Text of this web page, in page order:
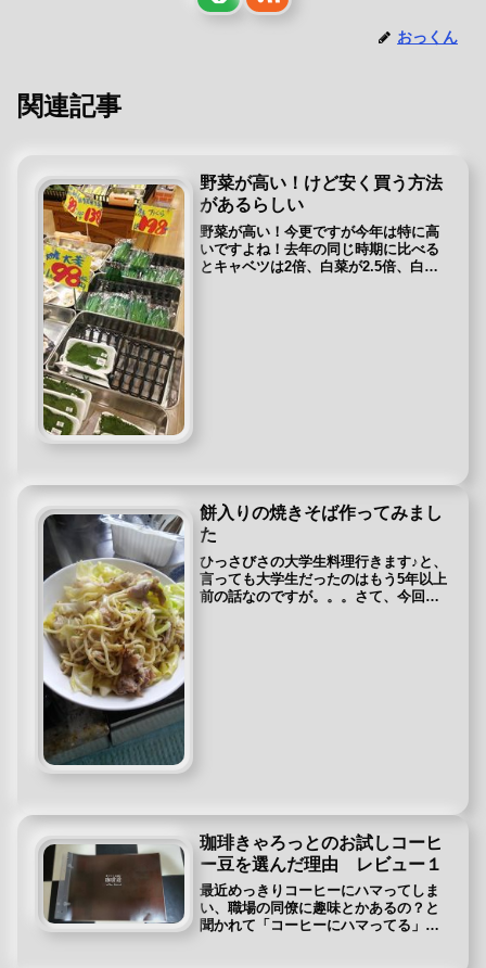
おっくん
関連記事
野菜が高い！けど安く買う方法
があるらしい
野菜が高い！今更ですが今年は特に高
いですよね！去年の同じ時期に比べる
とキャベツは2倍、白菜が2.5倍、白ネ
餅入りの焼きそば作ってみまし
た
ひっさびさの大学生料理行きます♪と、
言っても大学生だったのはもう5年以上
前の話なのですが。。。さて、今回は
珈琲きゃろっとのお試しコーヒ
ー豆を選んだ理由 レビュー１
最近めっきりコーヒーにハマってしま
い、職場の同僚に趣味とかあるの？と
聞かれて「コーヒーにハマってる」と